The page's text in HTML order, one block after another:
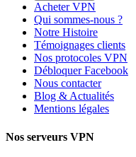
Acheter VPN
Qui sommes-nous ?
Notre Histoire
Témoignages clients
Nos protocoles VPN
Débloquer Facebook
Nous contacter
Blog & Actualités
Mentions légales
Nos serveurs VPN